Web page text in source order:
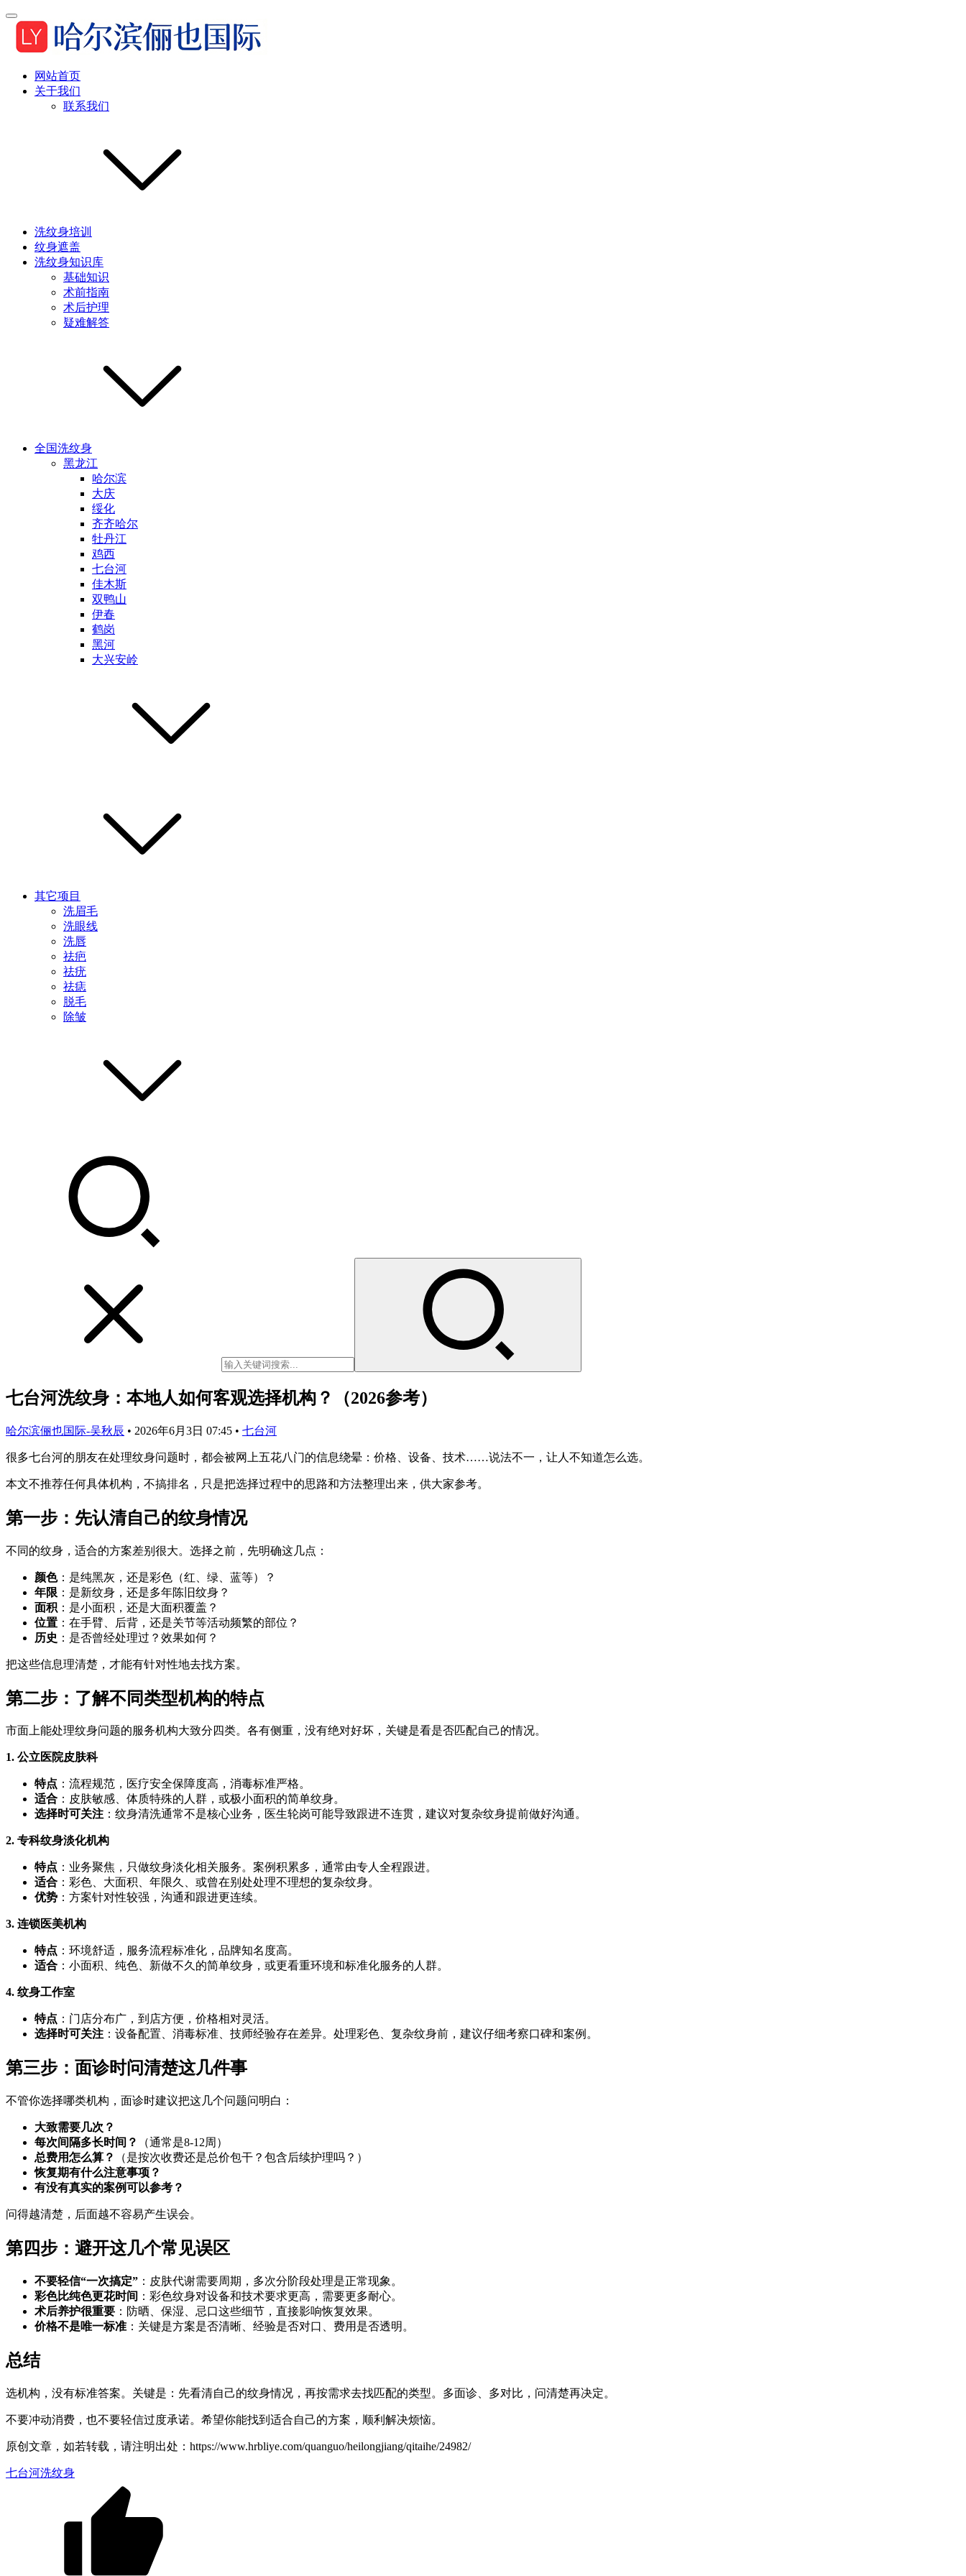
网站首页
关于我们
联系我们
洗纹身培训
纹身遮盖
洗纹身知识库
基础知识
术前指南
术后护理
疑难解答
全国洗纹身
黑龙江
哈尔滨
大庆
绥化
齐齐哈尔
牡丹江
鸡西
七台河
佳木斯
双鸭山
伊春
鹤岗
黑河
大兴安岭
其它项目
洗眉毛
洗眼线
洗唇
祛疤
祛疣
祛痣
脱毛
除皱
七台河洗纹身：本地人如何客观选择机构？（2026参考）
哈尔滨俪也国际-吴秋辰 • 2026年6月3日 07:45 • 七台河
很多七台河的朋友在处理纹身问题时，都会被网上五花八门的信息绕晕：价格、设备、技术……说法不一，让人不知道怎么选。
本文不推荐任何具体机构，不搞排名，只是把选择过程中的思路和方法整理出来，供大家参考。
第一步：先认清自己的纹身情况
不同的纹身，适合的方案差别很大。选择之前，先明确这几点：
颜色：是纯黑灰，还是彩色（红、绿、蓝等）？
年限 ：是新纹身，还是多年陈旧纹身？
面积 ：是小面积，还是大面积覆盖？
位置 ：在手臂、后背，还是关节等活动频繁的部位？
历史 ：是否曾经处理过？效果如何？
把这些信息理清楚，才能有针对性地去找方案。
第二步：了解不同类型机构的特点
市面上能处理纹身问题的服务机构大致分四类。各有侧重，没有绝对好坏，关键是看是否匹配自己的情况。
1. 公立医院皮肤科
特点 ：流程规范，医疗安全保障度高，消毒标准严格。
适合 ：皮肤敏感、体质特殊的人群，或极小面积的简单纹身。
选择时可关注 ：纹身清洗通常不是核心业务，医生轮岗可能导致跟进不连贯，建议对复杂纹身提前做好沟通。
2. 专科纹身淡化机构
特点 ：业务聚焦，只做纹身淡化相关服务。案例积累多，通常由专人全程跟进。
适合 ：彩色、大面积、年限久、或曾在别处处理不理想的复杂纹身。
优势 ：方案针对性较强，沟通和跟进更连续。
3. 连锁医美机构
特点 ：环境舒适，服务流程标准化，品牌知名度高。
适合 ：小面积、纯色、新做不久的简单纹身，或更看重环境和标准化服务的人群。
4. 纹身工作室
特点 ：门店分布广，到店方便，价格相对灵活。
选择时可关注 ：设备配置、消毒标准、技师经验存在差异。处理彩色、复杂纹身前，建议仔细考察口碑和案例。
第三步：面诊时问清楚这几件事
不管你选择哪类机构，面诊时建议把这几个问题问明白：
大致需要几次？
每次间隔多长时间？
（通常是8-12周）
总费用怎么算？
（是按次收费还是总价包干？包含后续护理吗？）
恢复期有什么注意事项？
有没有真实的案例可以参考？
问得越清楚，后面越不容易产生误会。
第四步：避开这几个常见误区
不要轻信“一次搞定” ：皮肤代谢需要周期，多次分阶段处理是正常现象。
彩色比纯色更花时间 ：彩色纹身对设备和技术要求更高，需要更多耐心。
术后养护很重要 ：防晒、保湿、忌口这些细节，直接影响恢复效果。
价格不是唯一标准 ：关键是方案是否清晰、经验是否对口、费用是否透明。
总结
选机构，没有标准答案。关键是：先看清自己的纹身情况，再按需求去找匹配的类型。多面诊、多对比，问清楚再决定。
不要冲动消费，也不要轻信过度承诺。希望你能找到适合自己的方案，顺利解决烦恼。
原创文章，如若转载，请注明出处：https://www.hrbliye.com/quanguo/heilongjiang/qitaihe/24982/
七台河洗纹身